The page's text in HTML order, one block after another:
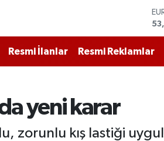
Resmi İlanlar Resmi Reklamlar
yeni karar
kış lastiği